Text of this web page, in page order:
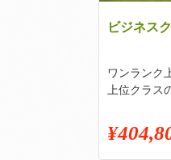
ビジネス
ワンランク
上位クラス